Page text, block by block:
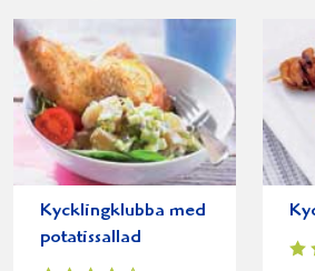
Kycklingklubba med
potatissallad